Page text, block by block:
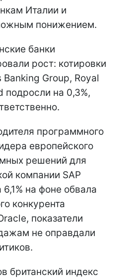
Италии и
понижением.
банки
рост: котировки
Group, Royal
подросли на 0,3%,
программного
европейского
решений для
компании SAP
на фоне обвала
конкурента
показатели
не оправдали
британский индекс